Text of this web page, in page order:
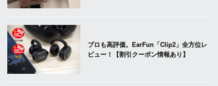
プロも高評価。EarFun「Clip2」全方位レ
ビュー！【割引クーポン情報あり】